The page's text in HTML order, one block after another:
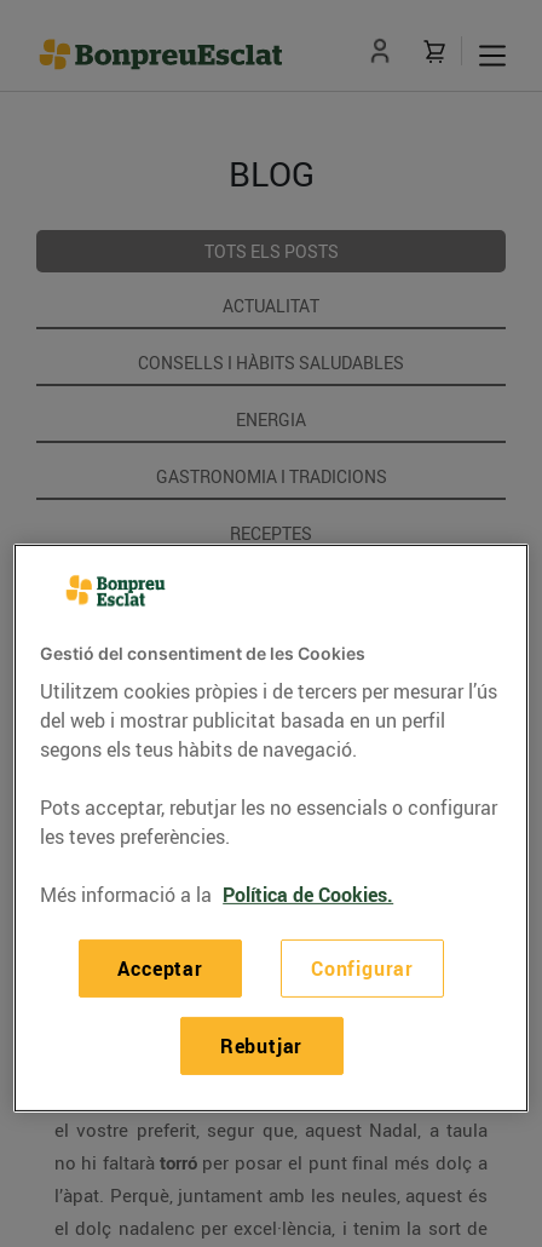
BLOG
TOTS ELS POSTS
ACTUALITAT
CONSELLS I HÀBITS SALUDABLES
ENERGIA
GASTRONOMIA I TRADICIONS
RECEPTES
GASTRONOMIA I TRADICIONS
El dolç del Nadal
De Xixona, d’Alacant, de Xerta, d’Agramunt, de
el vostre preferit, segur que, aquest Nadal, a taula
no hi faltarà torró per posar el punt final més dolç a
l’àpat. Perquè, juntament amb les neules, aquest és
el dolç nadalenc per excel·lència, i tenim la sort de
Gestió del consentiment de les Cookies
Utilitzem cookies pròpies i de tercers per mesurar l’ús
del web i mostrar publicitat basada en un perfil
segons els teus hàbits de navegació.
Pots acceptar, rebutjar les no essencials o configurar
les teves preferències.
Més informació a la Política de Cookies.
Configurar
Rebutjar
Acceptar